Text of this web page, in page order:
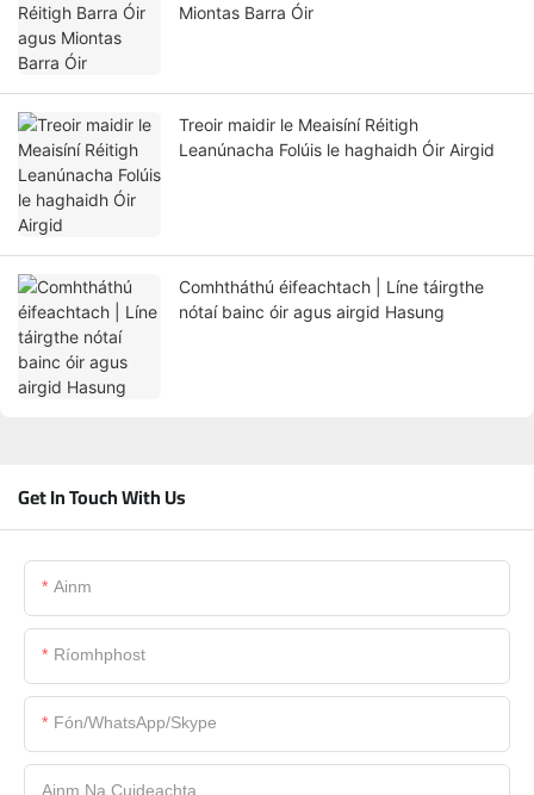
Miontas Barra Óir
Treoir maidir le Meaisíní Réitigh
Leanúnacha Folúis le haghaidh Óir Airgid
Comhtháthú éifeachtach | Líne táirgthe
nótaí bainc óir agus airgid Hasung
Get In Touch With Us
Ainm
Ríomhphost
Fón/WhatsApp/Skype
Ainm Na Cuideachta